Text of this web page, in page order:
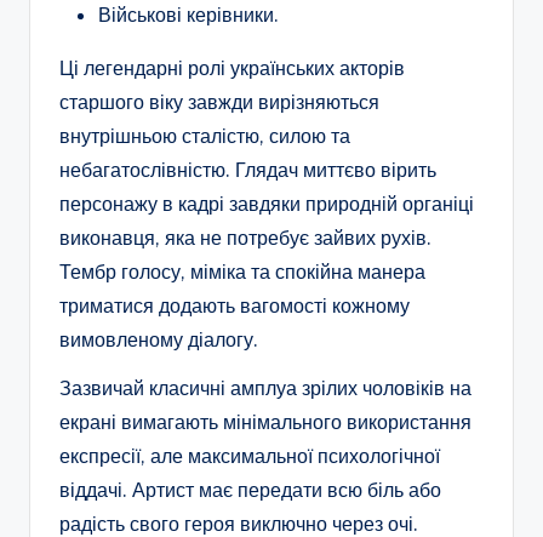
Військові керівники.
Ці легендарні ролі українських акторів
старшого віку завжди вирізняються
внутрішньою сталістю, силою та
небагатослівністю. Глядач миттєво вірить
персонажу в кадрі завдяки природній органіці
виконавця, яка не потребує зайвих рухів.
Тембр голосу, міміка та спокійна манера
триматися додають вагомості кожному
вимовленому діалогу.
Зазвичай класичні амплуа зрілих чоловіків на
екрані вимагають мінімального використання
експресії, але максимальної психологічної
віддачі. Артист має передати всю біль або
радість свого героя виключно через очі.